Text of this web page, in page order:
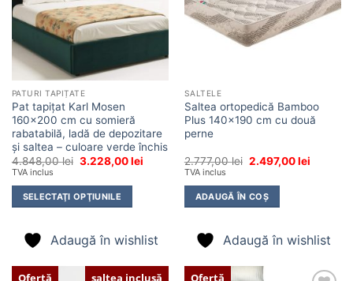
PATURI TAPIȚATE
Pat tapițat Karl Mosen
160×200 cm cu somieră
rabatabilă, ladă de depozitare
și saltea – culoare verde închis
4.848,00lei Prețul
fost:
4.848,00 lei.
3.228,00leiPrețul
3.228,00 lei.
TVA inclus
SELECTAŢI OPŢIUNILE
Adaugă în wishlist
SALTELE
Saltea ortopedică Bamboo
Plus 140×190 cm cu două
perne
2.777,00lei Prețul
fost:
2.777,00 lei.
2.497,00leiPrețul
TVA inclus
ADAUGĂ ÎN COȘ
Adaugă în wishlist
saltea inclusă
Ofertă Ofertă